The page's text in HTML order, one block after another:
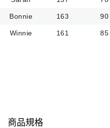
Bonnie 163 90
Winnie 161 85
商品規格